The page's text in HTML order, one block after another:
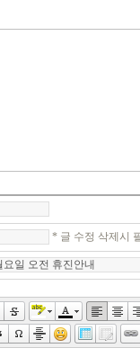
* 글 수정 삭제시